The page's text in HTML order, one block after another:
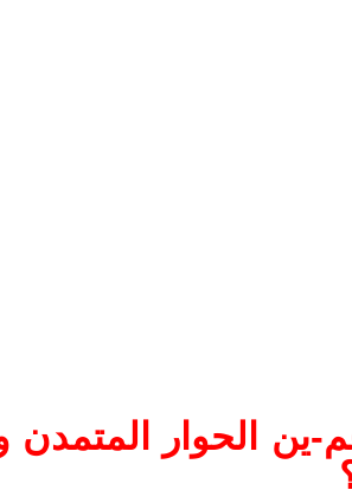
ين الحوار المتمدن